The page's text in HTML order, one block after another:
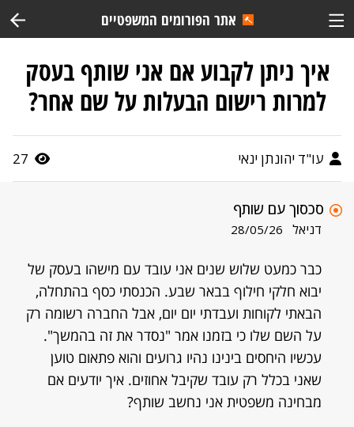
אתר הפורומים המשפטיים
איך ניתן לקבוע אם אני שותף בעסק
למרות רישום הבעלות על שם אחר?
עו"ד יהונתן ינאי 27
סכסוך עם שותף
דניאל 28/05/26
כבר כמעט שלוש שנים אני עובד עם מישהו בעסק של
יבוא חלקי חילוף בבאר שבע. הכנסתי כסף בהתחלה,
הבאתי לקוחות ועבדתי יום יום, אבל החברה רשומה רק
על השם שלו כי בזמנו אמר "נסדר את זה בהמשך".
עכשיו היחסים בינינו נהיו גרועים והוא פתאום טוען
שאני בכלל רק עובד שקיבל אחוזים. איך יודעים אם
מבחינה משפטית אני נחשב שותף?